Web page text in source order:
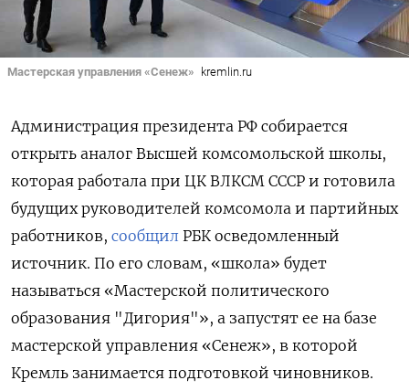
Мастерская управления «Сенеж» kremlin.ru
Администрация президента РФ собирается
открыть аналог Высшей комсомольской школы,
которая работала при ЦК ВЛКСМ СССР и готовила
будущих руководителей комсомола и партийных
работников, сообщил РБК осведомленный
источник. По его словам, «школа» будет
называться «Мастерской политического
образования "Дигория"», а запустят ее на базе
мастерской управления «Сенеж», в которой
Кремль занимается подготовкой чиновников.